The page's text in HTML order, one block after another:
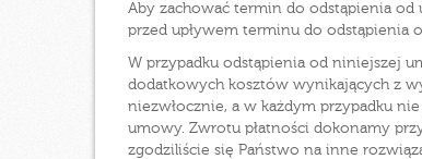
Aby zachować termin do odstąpienia od
przed upływem terminu do odstąpienia
W przypadku odstąpienia od niniejszej
dodatkowych kosztów wynikających z
niezwłocznie, a w każdym przypadku
umowy. Zwrotu płatności dokonamy
zgodziliście się Państwo na inne